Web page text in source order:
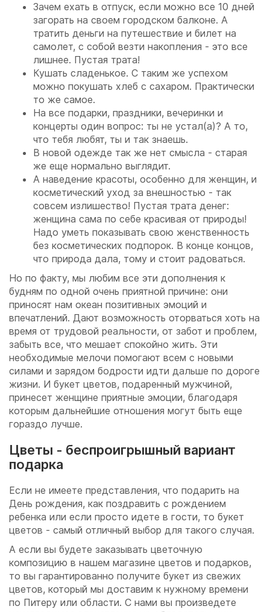
Зачем ехать в отпуск, если можно все 10 дней
загорать на своем городском балконе. А
тратить деньги на путешествие и билет на
самолет, с собой везти накопления - это все
лишнее. Пустая трата!
Кушать сладенькое. С таким же успехом
можно покушать хлеб с сахаром. Практически
то же самое.
На все подарки, праздники, вечеринки и
концерты один вопрос: ты не устал(а)? А то,
что тебя любят, ты и так знаешь.
В новой одежде так же нет смысла - старая
же еще нормально выглядит.
А наведение красоты, особенно для женщин, и
косметический уход за внешностью - так
совсем излишество! Пустая трата денег:
женщина сама по себе красивая от природы!
Надо уметь показывать свою женственность
без косметических подпорок. В конце концов,
что природа дала, тому и стоит радоваться.
Но по факту, мы любим все эти дополнения к
будням по одной очень приятной причине: они
приносят нам океан позитивных эмоций и
впечатлений. Дают возможность оторваться хоть на
время от трудовой реальности, от забот и проблем,
забыть все, что мешает спокойно жить. Эти
необходимые мелочи помогают всем с новыми
силами и зарядом бодрости идти дальше по дороге
жизни. И букет цветов, подаренный мужчиной,
принесет женщине приятные эмоции, благодаря
которым дальнейшие отношения могут быть еще
гораздо лучше.
Цветы - беспроигрышный вариант
подарка
Если не имеете представления, что подарить на
День рождения, как поздравить с рождением
ребенка или если просто идете в гости, то букет
цветов - самый отличный выбор для такого случая.
А если вы будете заказывать цветочную
композицию в нашем магазине цветов и подарков,
то вы гарантированно получите букет из свежих
цветов, который мы доставим к нужному времени
по Питеру или области. С нами вы произведете